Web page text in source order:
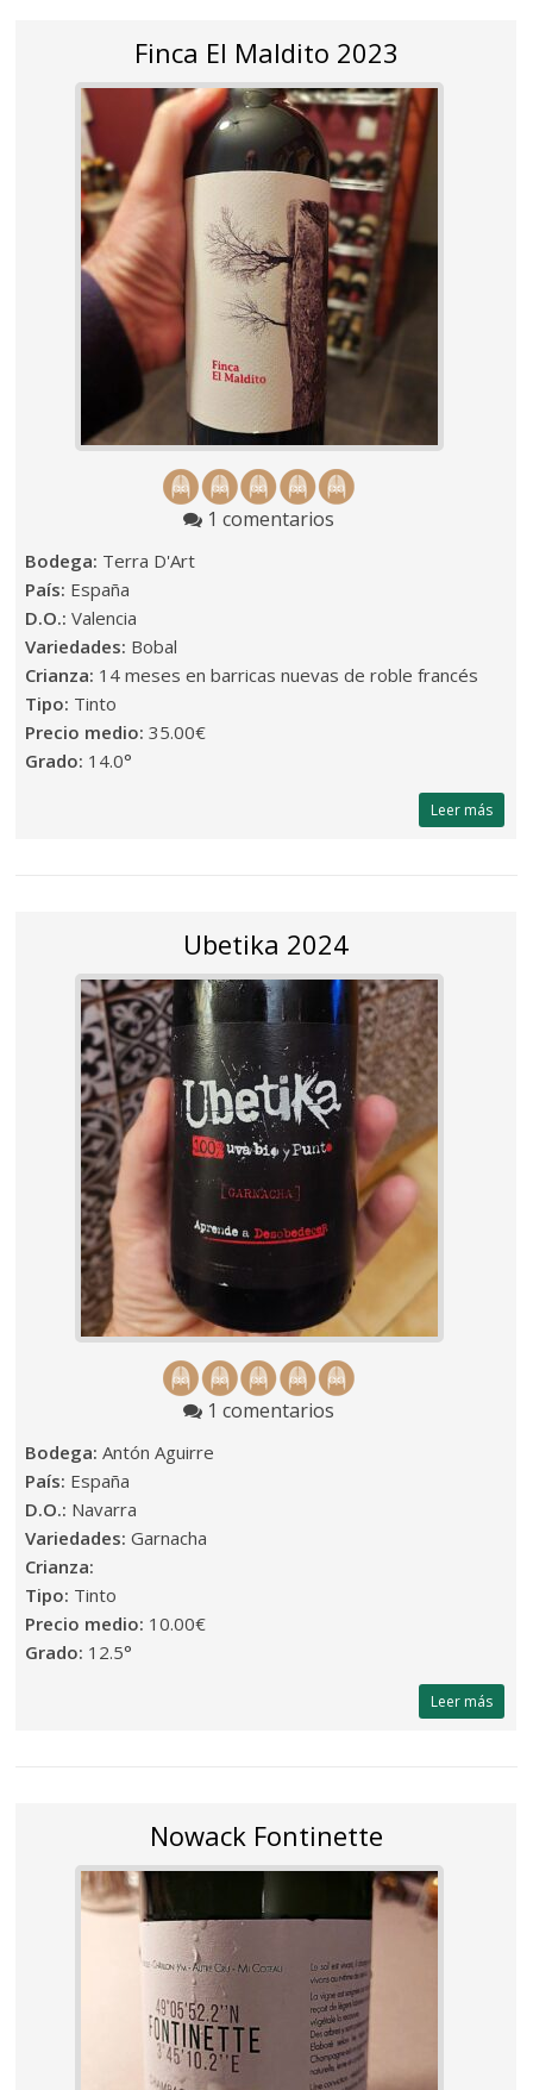
Finca El Maldito 2023
1 comentarios
Bodega: Terra D'Art
País: España
D.O.:Valencia
Variedades: Bobal
Crianza: 14 meses en barricas nuevas de roble francés
Tipo: Tinto
Precio medio:35.00€
Grado: 14.0°
Leer más
Ubetika 2024
1 comentarios
Bodega:Antón Aguirre
País: España
D.O.: Navarra
Variedades:Garnacha
Crianza:
Tipo: Tinto
Precio medio: 10.00€
Grado: 12.5°
Leer más
Nowack Fontinette